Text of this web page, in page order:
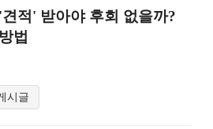
적' 받아야 후회 없을까?
법
시글